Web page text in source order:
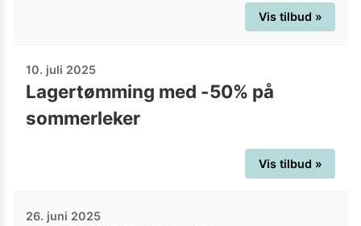
Vis tilbud »
10. juli 2025
Lagertømming med -50% på
sommerleker
Vis tilbud »
26. juni 2025